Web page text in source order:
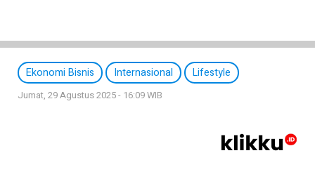
Ekonomi Bisnis Internasional Lifestyle
Jumat, 29 Agustus 2025 - 16:09 WIB